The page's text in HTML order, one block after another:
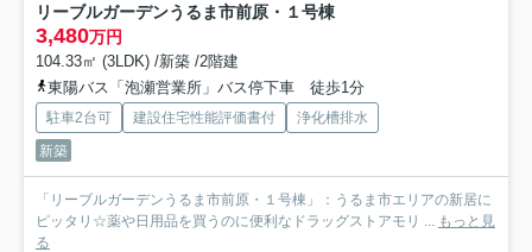
リーブルガーデンうるま市前原・１号棟
3,480万円
104.33㎡ (3LDK) /新築 /2階建
東陽バス「泡瀬営業所」バス停下車 徒歩1分
駐車2台可 建設住宅性能評価書付
浄化槽排水
新築
「リーブルガーデンうるま市前原・１号棟」：うるま市エリアの新居に
ピッタリ☆薬や日用品を買うのに便利なドラッグストアモリ ...
もっと見
る